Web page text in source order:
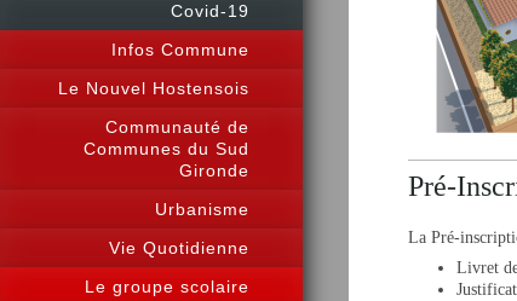
Covid-19
Infos Commune
Le Nouvel Hostensois
Communauté de
Communes du Sud
Gironde
Urbanisme
Vie Quotidienne
Le groupe scolaire
Pré-
La Pré-
Livret